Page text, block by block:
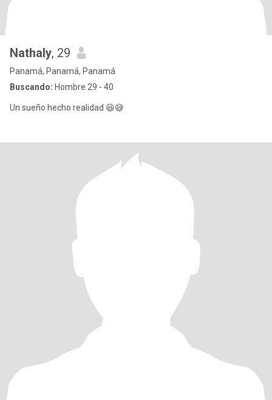
Nathaly, 29
Panamá, Panamá, Panamá
Buscando: Hombre 29 - 40
Un sueño hecho realidad 😆😅